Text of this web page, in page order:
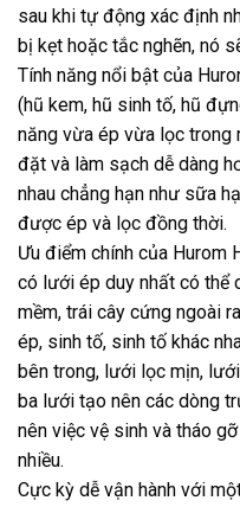
sau khi tự động xác định
bị kẹt hoặc tắc nghẽn, nó
Tính năng nổi bật của
(hũ kem, hũ sinh tố, hũ
năng vừa ép vừa lọc trong
đặt và làm sạch dễ dàng
nhau chẳng hạn như sữa
được ép và lọc đồng thời.
Ưu điểm chính của
có lưới ép duy nhất có thể
mềm, trái cây cứng ngoài
ép, sinh tố, sinh tố khác
bên trong, lưới lọc mịn,
ba lưới tạo nên các dòng
nên việc vệ sinh và tháo
nhiều.
Cực kỳ dễ vận hành với